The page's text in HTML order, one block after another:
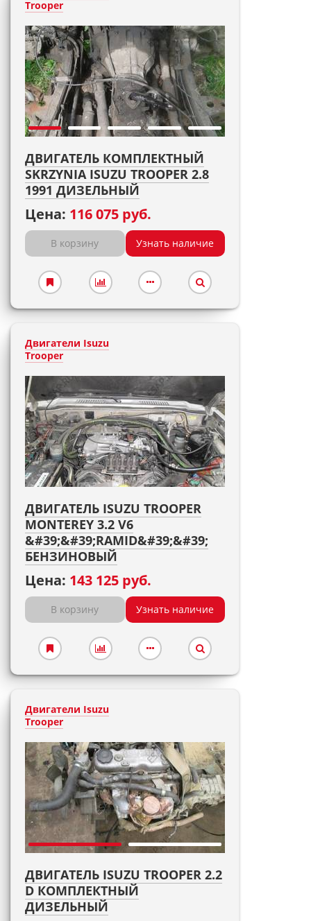
Trooper
ДВИГАТЕЛЬ КОМПЛЕКТНЫЙ
SKRZYNIA ISUZU TROOPER 2.8
1991 ДИЗЕЛЬНЫЙ
Цена: 116 075 руб.
В корзину Узнать наличие
Двигатели Isuzu
Trooper
ДВИГАТЕЛЬ ISUZU TROOPER
MONTEREY 3.2 V6
&#39;&#39;RAMID&#39;&#39;
БЕНЗИНОВЫЙ
Цена: 143 125 руб.
В корзину Узнать наличие
Двигатели Isuzu
Trooper
ДВИГАТЕЛЬ ISUZU TROOPER 2.2
D КОМПЛЕКТНЫЙ
ДИЗЕЛЬНЫЙ